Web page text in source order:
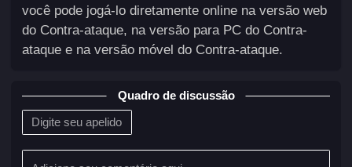
você pode jogá-lo diretamente online na versão web
do Contra-ataque, na versão para PC do Contra-
ataque e na versão móvel do Contra-ataque.
Quadro de discussão